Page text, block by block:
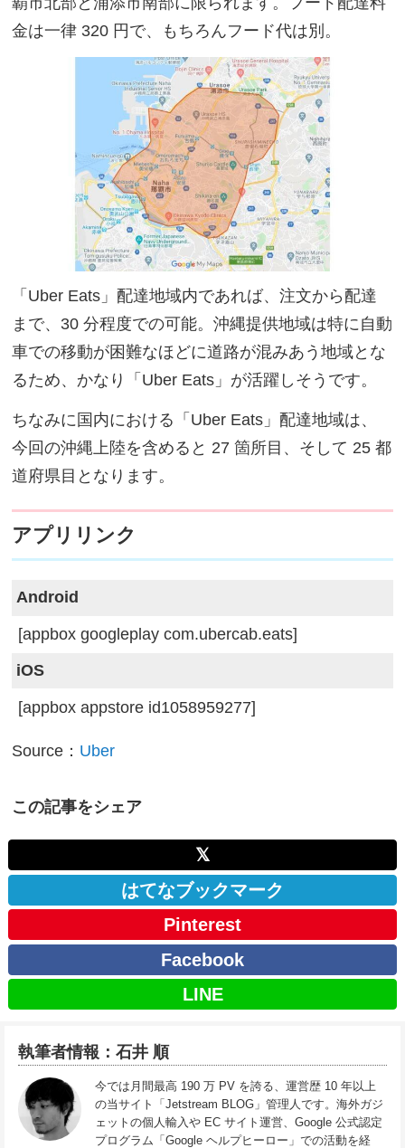
金は一律 320 円で、もちろんフード代は別。
「Uber Eats」配達地域内であれば、注文から配達
まで、30 分程度での可能。沖縄提供地域は特に自動
車での移動が困難なほどに道路が混みあう地域とな
るため、かなり「Uber Eats」が活躍しそうです。
ちなみに国内における「Uber Eats」配達地域は、
今回の沖縄上陸を含めると 27 箇所目、そして 25 都
道府県目となります。
アプリリンク
Android
[appbox googleplay com.ubercab.eats]
iOS
[appbox appstore id1058959277]
Source： Uber
この記事をシェア
𝕏
はてなブックマーク
Pinterest
Facebook
LINE
執筆者情報：石井 順
今では月間最高 190 万 PV を誇る、運営歴 10 年以上
の当サイト「Jetstream BLOG」管理人です。海外ガジ
ェットの個人輸入や EC サイト運営、Google 公式認定
プログラム「Google ヘルプヒーロー」での活動を経